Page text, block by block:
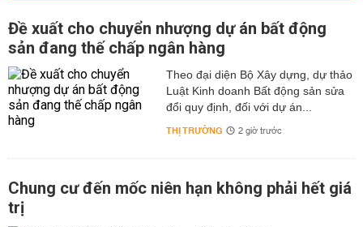
Đề xuất cho chuyển nhượng dự án bất động
sản đang thế chấp ngân hàng
Theo đại diện Bộ Xây dựng, dự thảo
Luật Kinh doanh Bất động sản sửa
đổi quy định, đối với dự án...
THỊ TRƯỜNG 2 giờ trước
Chung cư đến mốc niên hạn không phải hết giá
trị